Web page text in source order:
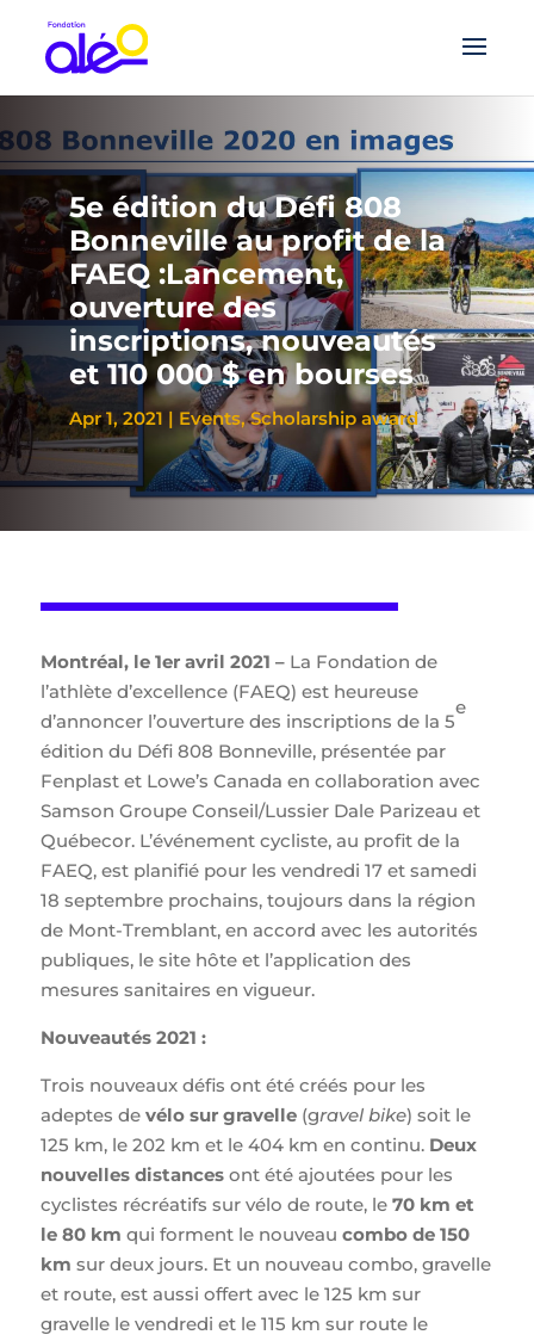
5e édition du Défi 808
Bonneville au profit de la
FAEQ :Lancement,
ouverture des
inscriptions, nouveautés
et 110 000 $ en bourses
Apr 1, 2021 | Events,Scholarship award
Montréal, le 1er avril 2021 –La Fondation de
l’athlète d’excellence (FAEQ) est heureuse
d’annoncer l’ouverture des inscriptions de la 5
e
édition du Défi 808 Bonneville, présentée par
Fenplast et Lowe’s Canada en collaboration avec
Samson Groupe Conseil/Lussier Dale Parizeau et
Québecor. L’événement cycliste, au profit de la
FAEQ, est planifié pour les vendredi 17 et samedi
18 septembre prochains, toujours dans la région
de Mont-Tremblant, en accord avec les autorités
publiques, le site hôte et l’application des
mesures sanitaires en vigueur.
Nouveautés 2021 :
Trois nouveaux défis ont été créés pour les
adeptes devélo sur gravelle (gravel bike) soit le
125 km, le 202 km et le 404 km en continu. Deux
nouvelles distances ont été ajoutées pour les
cyclistes récréatifs sur vélo de route, le70 km et
le 80 km qui forment le nouveau combo de 150
km sur deux jours. Et un nouveau combo, gravelle
et route, est aussi offert avec le 125 km sur
gravelle le vendredi et le 115 km sur route le